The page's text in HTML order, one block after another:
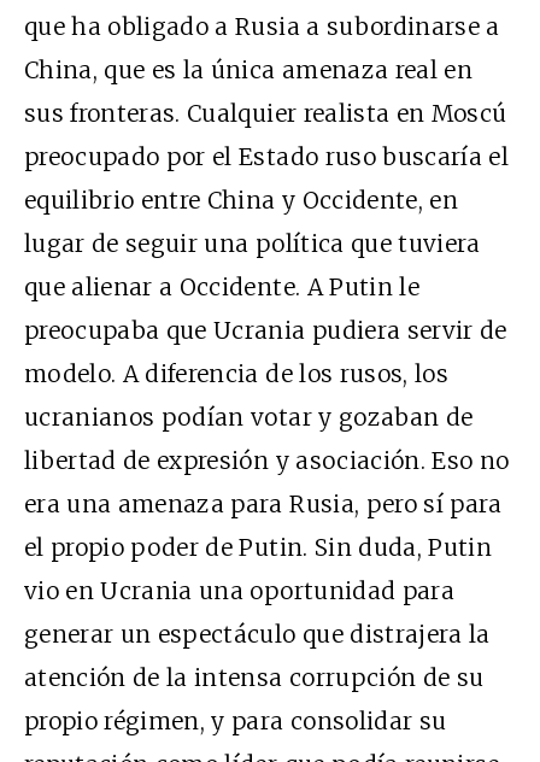
que ha obligado a Rusia a subordinarse a
China, que es la única amenaza real en
sus fronteras. Cualquier realista en Moscú
preocupado por el Estado ruso buscaría el
equilibrio entre China y Occidente, en
lugar de seguir una política que tuviera
que alienar a Occidente. A Putin le
preocupaba que Ucrania pudiera servir de
modelo. A diferencia de los rusos, los
ucranianos podían votar y gozaban de
libertad de expresión y asociación. Eso no
era una amenaza para Rusia, pero sí para
el propio poder de Putin. Sin duda, Putin
vio en Ucrania una oportunidad para
generar un espectáculo que distrajera la
atención de la intensa corrupción de su
propio régimen, y para consolidar su